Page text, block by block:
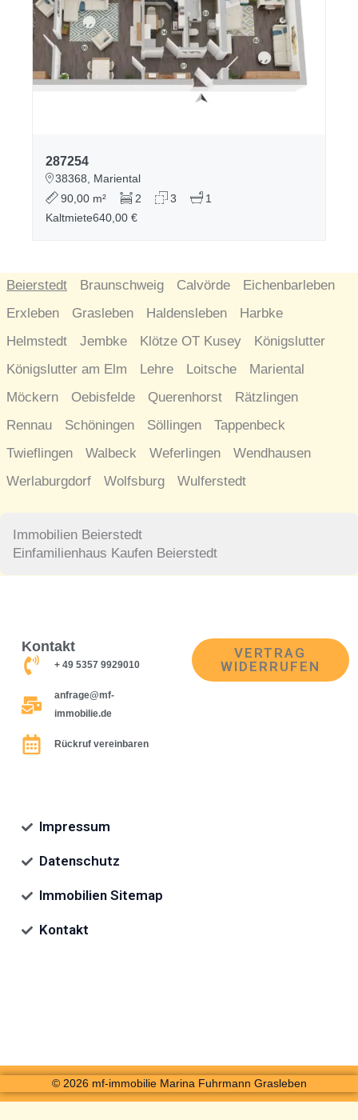
287254
38368, Mariental
90,00 m²
2 3
1
Kaltmiete640,00 €
Beierstedt Braunschweig Calvörde
Eichenbarleben
Erxleben
Grasleben Haldensleben
Harbke
Helmstedt
Jembke Klötze OT Kusey
Königslutter
Königslutter am Elm
Lehre Loitsche
Mariental
Möckern
Oebisfelde Querenhorst
Rätzlingen
Rennau
Schöningen Söllingen
Tappenbeck
Twieflingen
Walbeck Weferlingen
Wendhausen
Werlaburgdorf
Wolfsburg Wulferstedt
Immobilien Beierstedt
Einfamilienhaus Kaufen Beierstedt
Kontakt
+ 49 5357 9929010
anfrage@mf-
immobilie.de
Rückruf vereinbaren
VERTRAG
WIDERRUFEN
Impressum
Datenschutz
Immobilien Sitemap
Kontakt
© 2026 mf-immobilie Marina Fuhrmann Grasleben